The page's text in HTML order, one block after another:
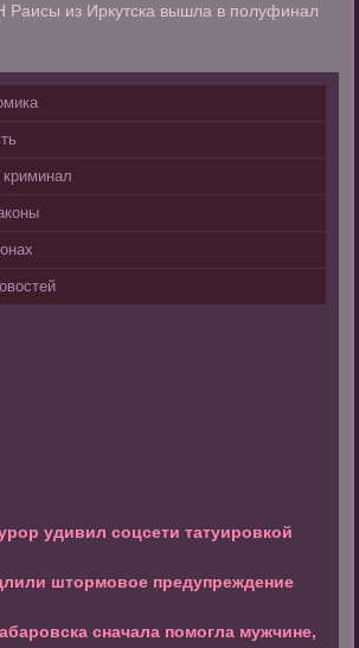
Раисы из Иркутска вышла в полуфинал
удивил соцсети татуировкой
штормовое предупреждение
сначала помогла мужчине,